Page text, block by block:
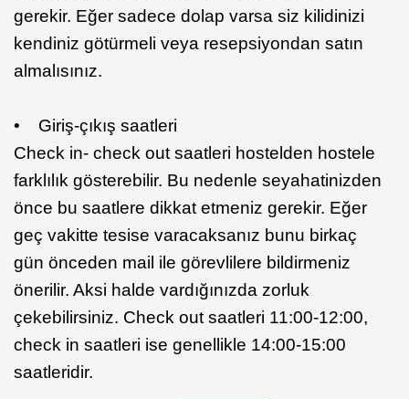
gerekir. Eğer sadece dolap varsa siz kilidinizi
kendiniz götürmeli veya resepsiyondan satın
almalısınız.
• Giriş-çıkış saatleri
Check in- check out saatleri hostelden hostele
farklılık gösterebilir. Bu nedenle seyahatinizden
önce bu saatlere dikkat etmeniz gerekir. Eğer
geç vakitte tesise varacaksanız bunu birkaç
gün önceden mail ile görevlilere bildirmeniz
önerilir. Aksi halde vardığınızda zorluk
çekebilirsiniz. Check out saatleri 11:00-12:00,
check in saatleri ise genellikle 14:00-15:00
saatleridir.